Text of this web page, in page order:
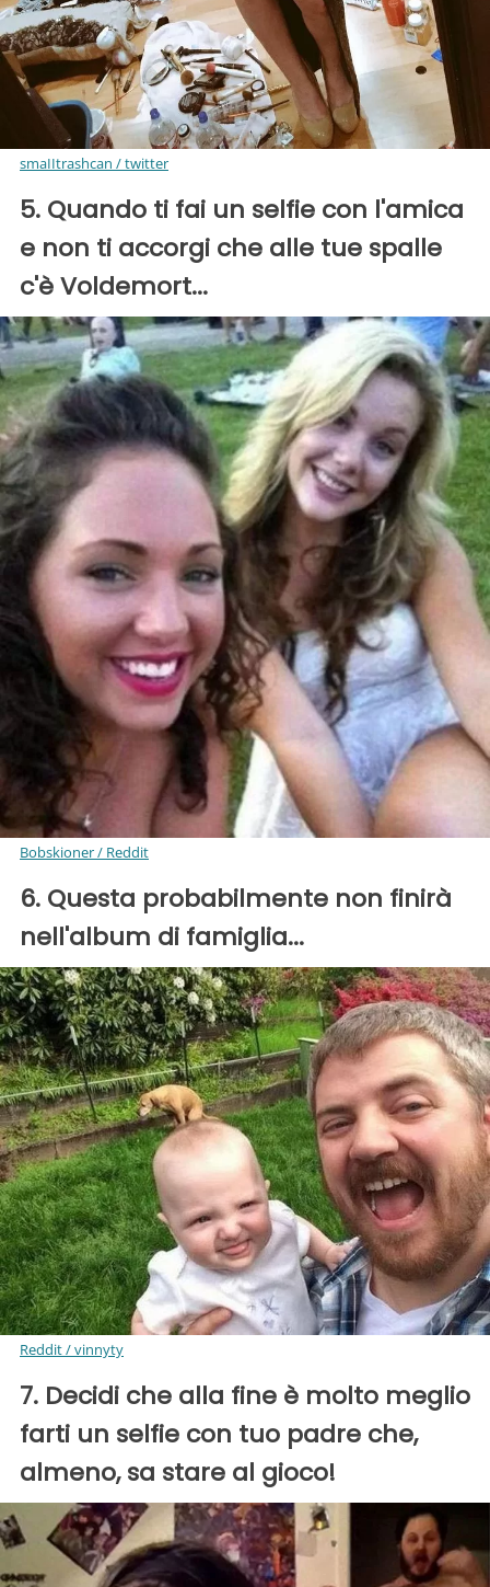
smaIItrashcan / twitter
5. Quando ti fai un selfie con l'amica
e non ti accorgi che alle tue spalle
c'è Voldemort...
Bobskioner / Reddit
6. Questa probabilmente non finirà
nell'album di famiglia...
Reddit / vinnyty
7. Decidi che alla fine è molto meglio
farti un selfie con tuo padre che,
almeno, sa stare al gioco!